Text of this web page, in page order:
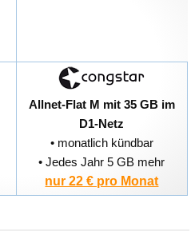
Allnet-Flat M mit 35 GB im
D1-Netz
• monatlich kündbar
• Jedes Jahr 5 GB mehr
nur 22 € pro Monat